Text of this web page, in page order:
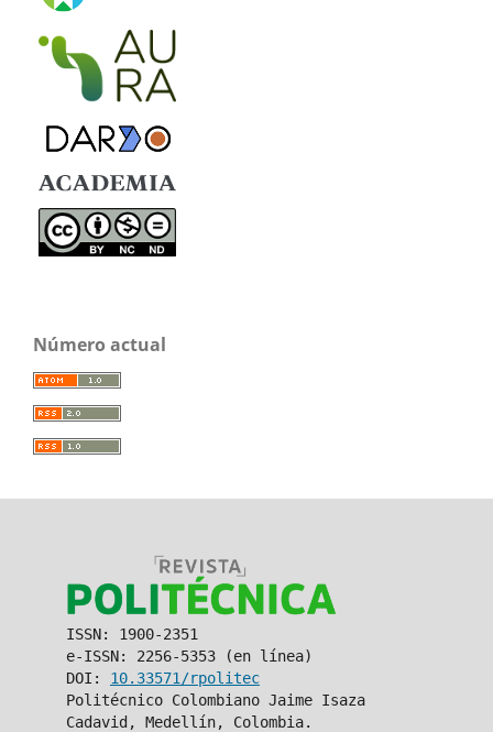
Número actual
ISSN: 1900-2351
e-ISSN: 2256-5353 (en línea)
DOI: 10.33571/rpolitec
Politécnico Colombiano Jaime Isaza
Cadavid, Medellín, Colombia.